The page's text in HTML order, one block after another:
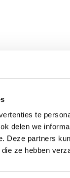
te
delen we
Deze partners
ze hebben